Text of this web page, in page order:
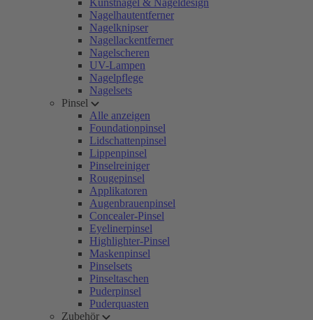
Kunstnägel & Nageldesign
Nagelhautentferner
Nagelknipser
Nagellackentferner
Nagelscheren
UV-Lampen
Nagelpflege
Nagelsets
Pinsel
Alle anzeigen
Foundationpinsel
Lidschattenpinsel
Lippenpinsel
Pinselreiniger
Rougepinsel
Applikatoren
Augenbrauenpinsel
Concealer-Pinsel
Eyelinerpinsel
Highlighter-Pinsel
Maskenpinsel
Pinselsets
Pinseltaschen
Puderpinsel
Puderquasten
Zubehör